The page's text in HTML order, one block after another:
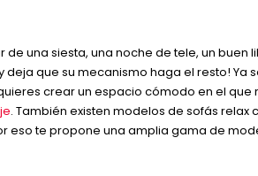
una siesta, una noche de tele, un buen
deja que su mecanismo haga el resto! Ya
crear un espacio cómodo en el
. También existen modelos de sofás
eso te propone una amplia gama de